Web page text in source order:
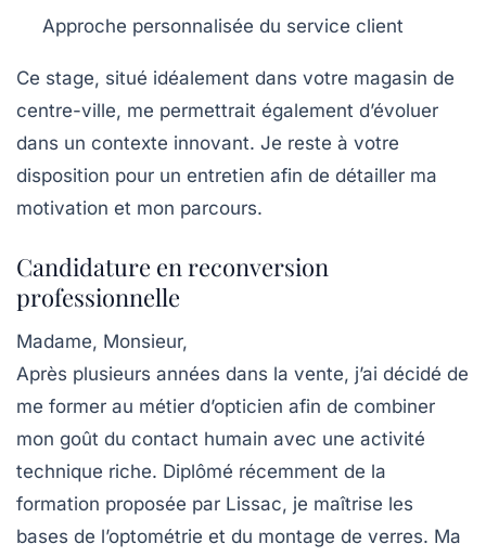
Approche personnalisée du service client
Ce stage, situé idéalement dans votre magasin de
centre-ville, me permettrait également d’évoluer
dans un contexte innovant. Je reste à votre
disposition pour un entretien afin de détailler ma
motivation et mon parcours.
Candidature en reconversion
professionnelle
Madame, Monsieur,
Après plusieurs années dans la vente, j’ai décidé de
me former au métier d’opticien afin de combiner
mon goût du contact humain avec une activité
technique riche. Diplômé récemment de la
formation proposée par Lissac, je maîtrise les
bases de l’optométrie et du montage de verres. Ma